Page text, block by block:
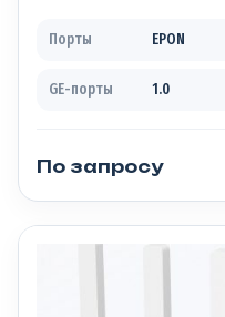
Порты EPON
GE-порты 1.0
По запросу